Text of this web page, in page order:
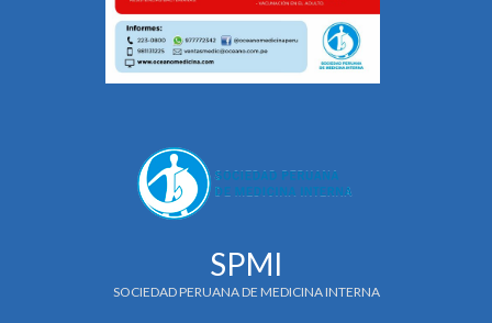
SPMI
SOCIEDAD PERUANA DE MEDICINA INTERNA